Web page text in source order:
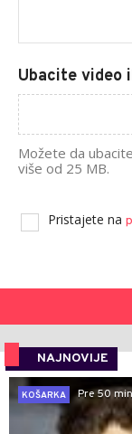
Ubacite video
Možete da
više od 25 MB.
Pristajete na
NAJNOVIJE
KOŠARKA
Pre 50 min